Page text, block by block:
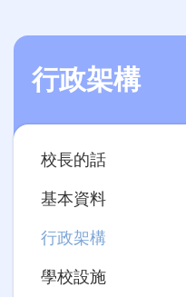
行政架構
Main
navigation
校長的話
基本資料
行政架構
學校設施